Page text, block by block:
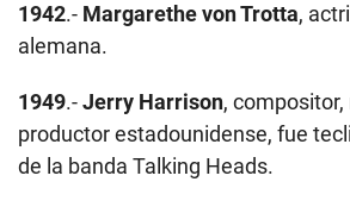
1942.- Margarethe von Trotta,
alemana.
1949.-Jerry Harrison,
productor estadounidense, fue
de la banda Talking Heads.